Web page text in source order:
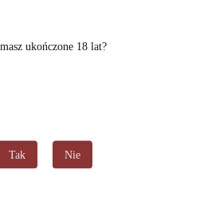
ukończone 18 lat?
Tak Nie